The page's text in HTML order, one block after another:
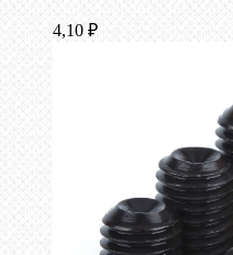
4,10 ₽